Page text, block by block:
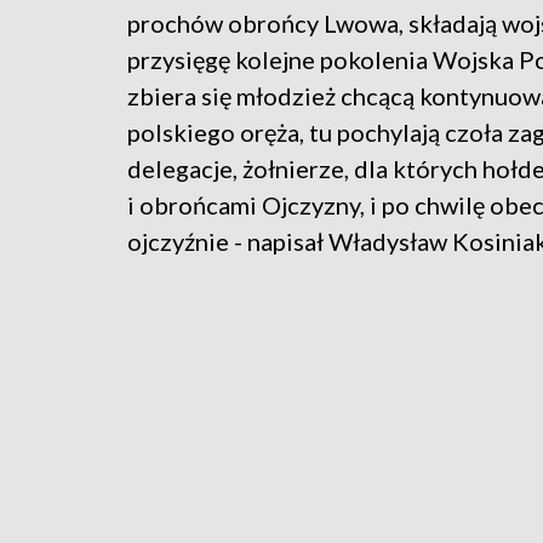
prochów obrońcy Lwowa, składają
przysięgę kolejne pokolenia Wojska
zbiera się młodzież chcącą
polskiego oręża, tu pochylają czoła
delegacje, żołnierze, dla których
i obrońcami Ojczyzny, i po chwilę
ojczyźnie - napisał Władysław